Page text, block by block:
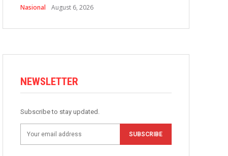
Nasional August 6, 2026
NEWSLETTER
Subscribe to stay updated.
SUBSCRIBE